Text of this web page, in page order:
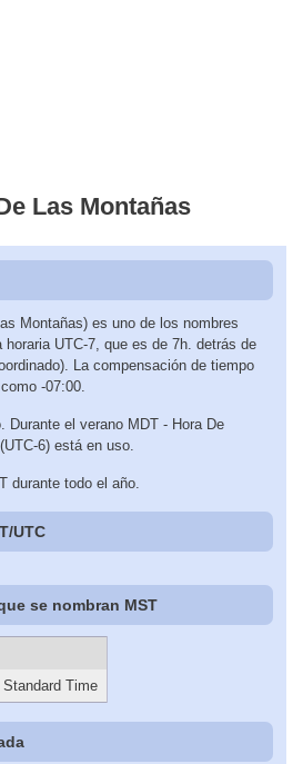
Las Montañas
Montañas) es uno de los nombres
UTC-7, que es de 7h. detrás de
La compensación de tiempo
-07:00.
Durante el verano MDT - Hora De
6) está en uso.
durante todo el año.
UTC
se nombran MST
Standard Time